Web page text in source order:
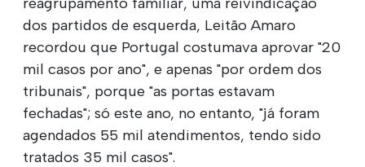
dos partidos de esquerda, Leitão Amaro
recordou que Portugal costumava aprovar "20
mil casos por ano", e apenas "por ordem dos
tribunais", porque "as portas estavam
fechadas"; só este ano, no entanto, "já foram
agendados 55 mil atendimentos, tendo sido
tratados 35 mil casos".